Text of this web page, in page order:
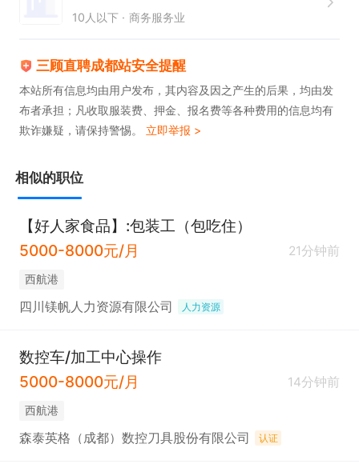
临时身份证、身份证消磁、无身份证原件均可
不过安检门、可接收能遮挡的纹身！
内容：生产光通信产品，恒温车间，坐着上班，无流
待遇：170-204元/天，试用期5000左右
10人以下 商务服务业
三顾直聘成都站安全提醒
本站所有信息均由用户发布，其内容及因之产生的后果，均由发
布者承担；凡收取服装费、押金、报名费等各种费用的信息均有
欺诈嫌疑，请保持警惕。 立即举报 >
相似的职位
【好人家食品】:包装工（包吃住）
5000-8000元/月
21分钟前
西航港
四川镁帆人力资源有限公司 人力资源
数控车/加工中心操作
5000-8000元/月
14分钟前
西航港
森泰英格（成都）数控刀具股份有限公司 认证